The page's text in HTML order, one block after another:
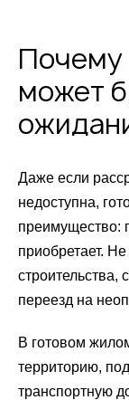
Почему
может
Даже если
недоступна,
преимущество:
приобретает.
строительства,
переезд на
В готовом
территорию,
транспортную